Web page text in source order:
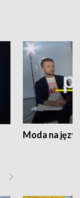
Moda na